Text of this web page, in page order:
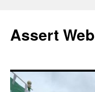
テ
ン
ス
キ
ッ
Assert Web